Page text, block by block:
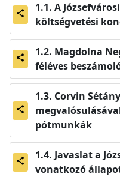
share
A
költségvetési
share
Magdolna
féléves
share
Corvin
pótmunkák
share
Javaslat a
vonatkozó